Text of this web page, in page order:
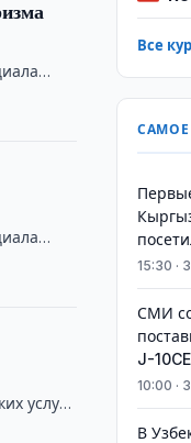
услуг
Все
15:30 ·
СМИ
J-10CE
10:00 ·
В